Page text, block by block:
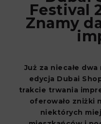
Festival
Znamy
Już za niecałe
edycja Dubai
trakcie trwania
oferowało zniżki
niektórych